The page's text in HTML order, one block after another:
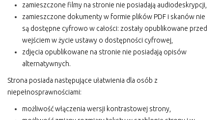
zamieszczone filmy na stronie nie posiadają audiodeskrypcji,
zamieszczone dokumenty w formie plików PDF i skanów nie
są dostępne cyfrowo w całości: zostały opublikowane przed
wejściem w życie ustawy o dostępności cyfrowej,
zdjęcia opublikowane na stronie nie posiadają opisów
alternatywnych.
Strona posiada następujące ułatwienia dla osób z
niepełnosprawnościami:
możliwość włączenia wersji kontrastowej strony,